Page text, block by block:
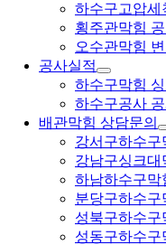
하수구고압세
횡주관막힘
오수관막힘
공사실적
하수구막힘
하수구공사
배관막힘 상담문의
강서구하수구
강남구싱크대
하남하수구막
분당구하수구
성북구하수구
성동구하수구